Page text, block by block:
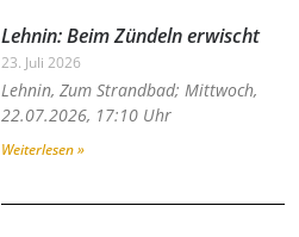
Lehnin: Beim Zündeln erwischt
23. Juli 2026
Lehnin, Zum Strandbad; Mittwoch,
22.07.2026, 17:10 Uhr
Weiterlesen »